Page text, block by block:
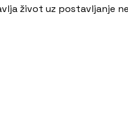
život uz postavljanje